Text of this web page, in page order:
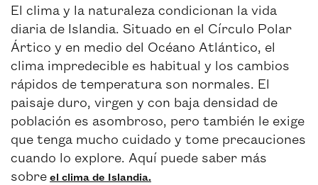
El clima y la naturaleza condicionan la vida
diaria de Islandia. Situado en el Círculo Polar
Ártico y en medio del Océano Atlántico, el
clima impredecible es habitual y los cambios
rápidos de temperatura son normales. El
paisaje duro, virgen y con baja densidad de
población es asombroso, pero también le exige
que tenga mucho cuidado y tome precauciones
cuando lo explore. Aquí puede saber más
sobre el clima de Islandia.